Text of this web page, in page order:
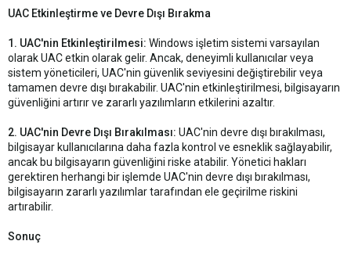
UAC Etkinleştirme ve Devre Dışı Bırakma
1. UAC'nin Etkinleştirilmesi: Windows işletim sistemi varsayılan
olarak UAC etkin olarak gelir. Ancak, deneyimli kullanıcılar veya
sistem yöneticileri, UAC'nin güvenlik seviyesini değiştirebilir veya
tamamen devre dışı bırakabilir. UAC'nin etkinleştirilmesi, bilgisayarın
güvenliğini artırır ve zararlı yazılımların etkilerini azaltır.
2. UAC'nin Devre Dışı Bırakılması: UAC'nin devre dışı bırakılması,
bilgisayar kullanıcılarına daha fazla kontrol ve esneklik sağlayabilir,
ancak bu bilgisayarın güvenliğini riske atabilir. Yönetici hakları
gerektiren herhangi bir işlemde UAC'nin devre dışı bırakılması,
bilgisayarın zararlı yazılımlar tarafından ele geçirilme riskini
artırabilir.
Sonuç